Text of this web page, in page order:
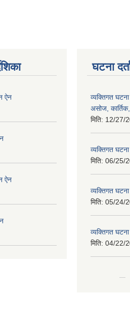
ऐन
ऐन
घटना
व्यक्तिगत
असोज,
मिति: 12/27/
व्यक्तिगत
मिति: 06/25/
व्यक्तिगत
मिति: 05/24/
व्यक्तिगत
मिति: 04/22/